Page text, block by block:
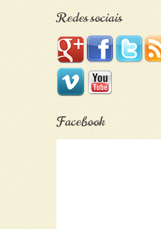
Redes sociais
Facebook